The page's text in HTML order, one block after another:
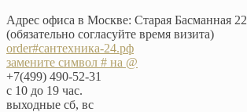
Адрес офиса в Москве: Старая Басманная 22
(обязательно согласуйте время визита)
order#сантехника-24.рф
замените символ # на @
+7(499) 490-52-31
с 10 до 19 час.
выходные сб, вс